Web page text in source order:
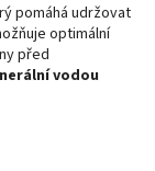
pomáhá udržovat
optimální
před
vodou